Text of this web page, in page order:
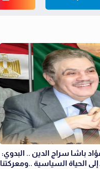
باشا سراج الدين .. البدوي:
إلى الحياة السياسية ..ومعركتنا